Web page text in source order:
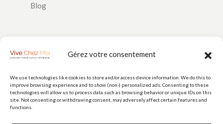
Gérez votre consentement
We use technologies like cookies to store and/or access device information. We do this to
improve browsing experience and to show (non-) personalized ads. Consenting to these
technologies will allow us to process data such as browsing behavior or unique IDs on this
site. Not consenting or withdrawing consent, may adversely affect certain features and
functions.
Blog
PAIEMENTS